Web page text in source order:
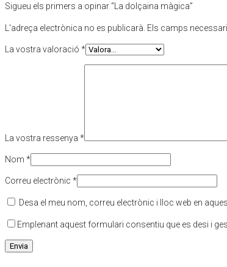
Sigueu els primers a opinar “La dolçaina màgica”
L'adreça electrònica no es publicarà. Els camps
La vostra valoració *
La vostra ressenya *
Nom *
Correu electrònic *
Desa el meu nom, correu electrònic i lloc web en
Emplenant aquest formulari consentiu que es desi i